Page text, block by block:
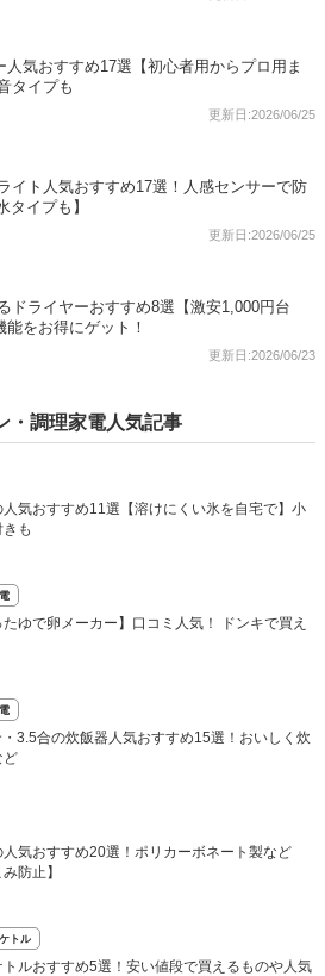
人気おすすめ17選【初心者用からプロ用ま
タイプも
更新日:2026/06/25
イト人気おすすめ17選！人感センサーで防
タイプも】
更新日:2026/06/25
ドライヤーおすすめ8選【激安1,000円台
能をお得にゲット！
更新日:2026/06/23
・調理家電人気記事
気おすすめ11選【溶けにくい氷を自宅で】小
も
たゆで卵メーカー】口コミ人気！ ドンキで買え
・3.5合の炊飯器人気おすすめ15選！おいしく炊
ど
気おすすめ20選！ポリカーボネート製など
防止】
トル
トルおすすめ5選！安い値段で買えるものや人気